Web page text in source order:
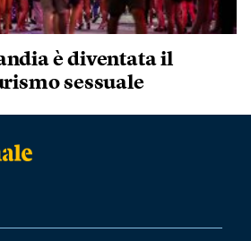
è diventata il
sessuale